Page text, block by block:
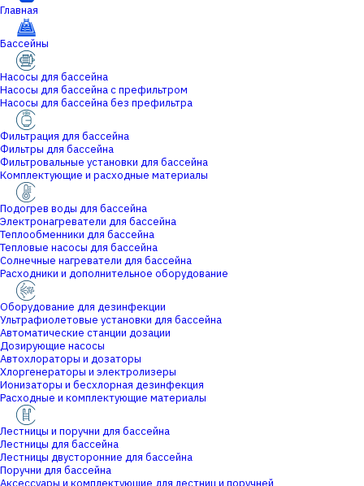
Главная
Бассейны
Насосы для бассейна
Насосы для бассейна с префильтром
Насосы для бассейна без префильтра
Фильтрация для бассейна
Фильтры для бассейна
Фильтровальные установки для бассейна
Комплектующие и расходные материалы
Подогрев воды для бассейна
Электронагреватели для бассейна
Теплообменники для бассейна
Тепловые насосы для бассейна
Солнечные нагреватели для бассейна
Расходники и дополнительное оборудование
Оборудование для дезинфекции
Ультрафиолетовые установки для бассейна
Автоматические станции дозации
Дозирующие насосы
Автохлораторы и дозаторы
Хлоргенераторы и электролизеры
Ионизаторы и бесхлорная дезинфекция
Расходные и комплектующие материалы
Лестницы и поручни для бассейна
Лестницы для бассейна
Лестницы двусторонние для бассейна
Поручни для бассейна
Аксессуары и комплектующие для лестниц и поручней